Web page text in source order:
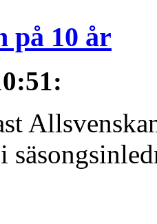
på 10 år
: